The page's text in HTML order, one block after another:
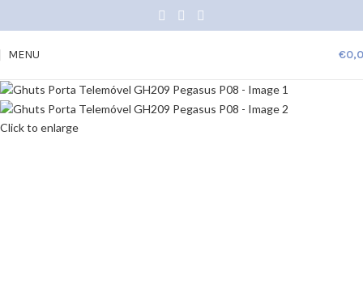
MENU €
Click to enlarge